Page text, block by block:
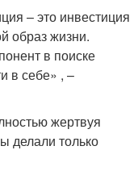
– это инвестиция
образ жизни.
в поиске
в себе» , –
жертвуя
делали только